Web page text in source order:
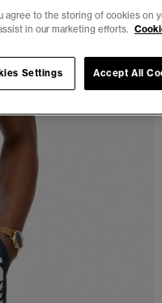
agree to the storing of cookies on
in our marketing efforts.
Settings Accept All